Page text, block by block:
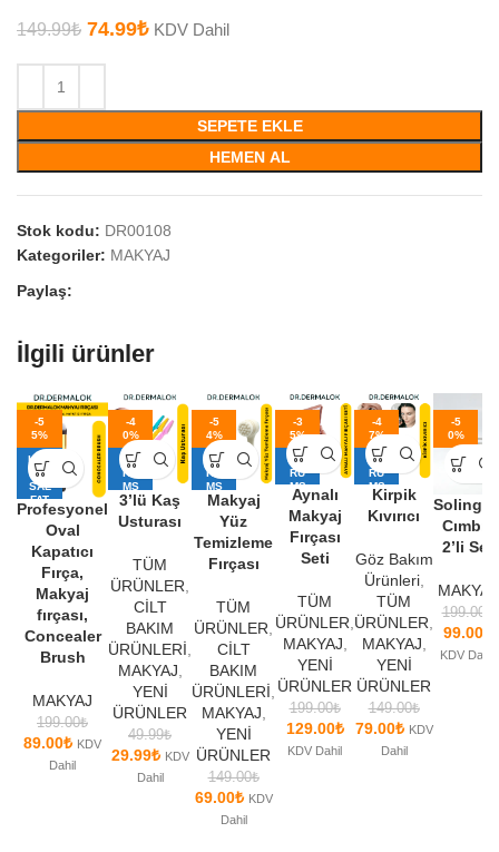
149.99₺ 74.99₺ KDV Dahil
SEPETE EKLE
HEMEN AL
Stok kodu: DR00108
Kategoriler: MAKYAJ
Paylaş:
İlgili ürünler
-5
5%
KUR
UM
SAL
FAT
URA
Profesyonel
Oval
Kapatıcı
Fırça,
Makyaj
fırçası,
Concealer
Brush
MAKYAJ
199.00₺
89.00₺ KDV
Dahil
-4
0%
KU
RU
MS
AL
UR
3’lü Kaş
Usturası
TÜM
ÜRÜNLER
CİLT
BAKIM
ÜRÜNLERİ
MAKYAJ
YENİ
ÜRÜNLER
49.99₺
29.99₺ KDV
Dahil
-5
4%
KU
RU
MS
AL
A
Makyaj
Yüz
Temizleme
Fırçası
TÜM
ÜRÜNLER
CİLT
BAKIM
ÜRÜNLERİ
MAKYAJ
YENİ
ÜRÜNLER
149.00₺
69.00₺ KDV
Dahil
-3
5%
KU
RU
MS
AL
FAT
A
Aynalı
Makyaj
Fırçası
Seti
TÜM
ÜRÜNLER,
MAKYAJ,
YENİ
ÜRÜNLER
199.00₺
129.00₺
KDV Dahil
-4
7%
KU
RU
MS
AL
FAT
Kirpik
Kıvırıcı
Göz Bakım
Ürünleri,
TÜM
ÜRÜNLER,
MAKYAJ,
YENİ
ÜRÜNLER
149.00₺
79.00₺ KDV
Dahil
-5
0%
Cımbız
2’li Set
MAKYAJ
199.00
99.00
KDV Dahil